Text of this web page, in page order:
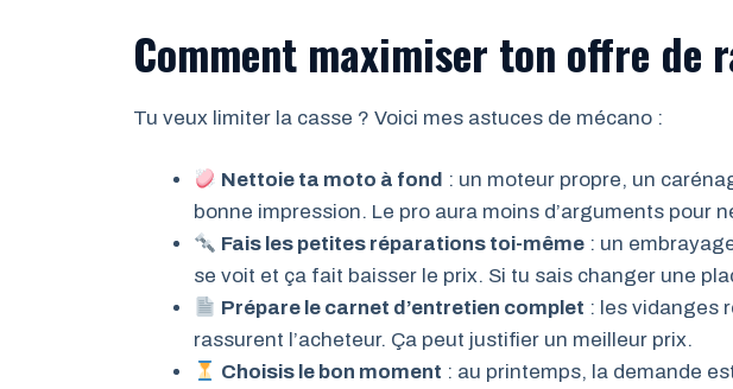
Comment maximiser ton offre de
Tu veux limiter la casse ? Voici mes astuces de mécano :
Nettoie ta moto à fond : un moteur propre, un
bonne impression. Le pro aura moins d’arguments pour
Fais les petites réparations toi-même : un
se voit et ça fait baisser le prix. Si tu sais changer une
Prépare le carnet d’entretien complet : les vidanges
rassurent l’acheteur. Ça peut justifier un meilleur prix.
Choisis le bon moment : au printemps, la demande